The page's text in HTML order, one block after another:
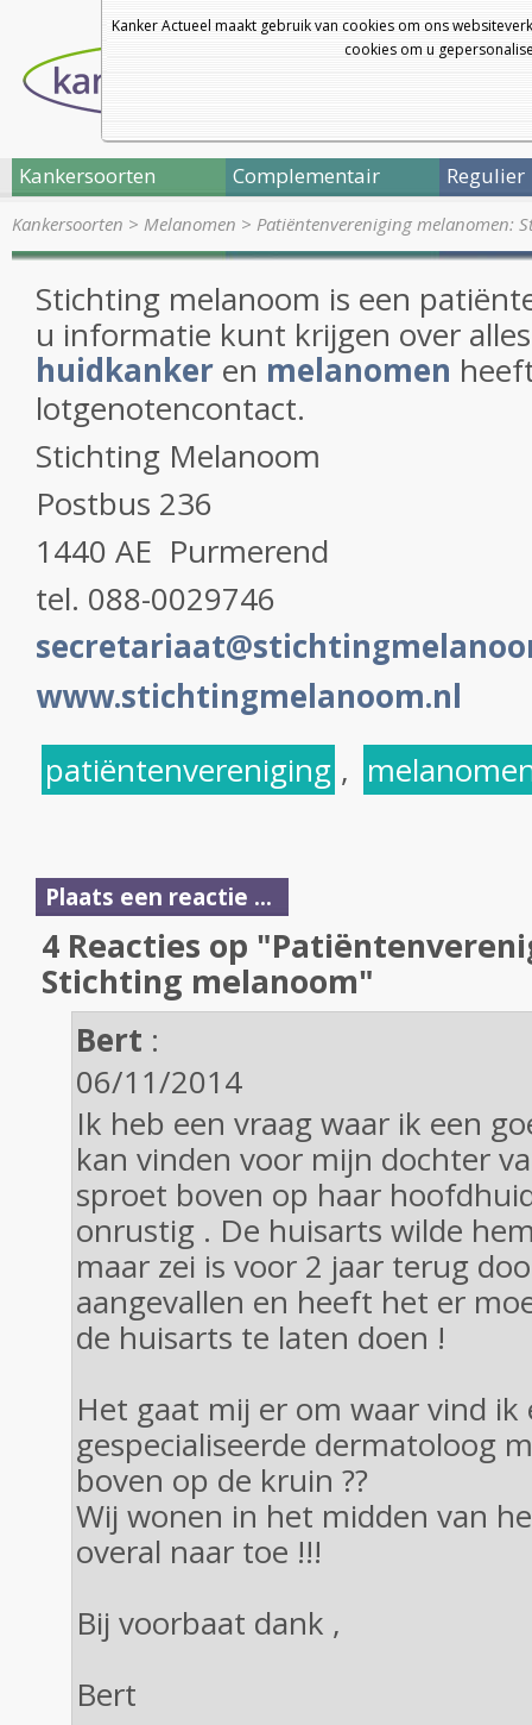
Kanker Actueel maakt gebruik van cookies om ons
cookies om u
Kankersoorten Complementair Regulier
Kankersoorten > Melanomen > Patiëntenvereniging melanomen:
Stichting melanoom is een
u informatie kunt krijgen over
huidkanker en melanomen
lotgenotencontact.
Stichting Melanoom
Postbus 236
1440 AE Purmerend
tel. 088-0029746
www.stichtingmelanoom.nl
patiëntenvereniging ,
Plaats een reactie ...
4 Reacties op
Stichting melanoom"
Bert :
06/11/2014
Ik heb een vraag waar ik een
kan vinden voor mijn dochter
sproet boven op haar
onrustig . De huisarts wilde
maar zei is voor 2 jaar terug
aangevallen en heeft het er
de huisarts te laten doen !
Het gaat mij er om waar vind ik
gespecialiseerde dermatoloog
boven op de kruin ??
Wij wonen in het midden van
overal naar toe !!!
Bij voorbaat dank ,
Bert